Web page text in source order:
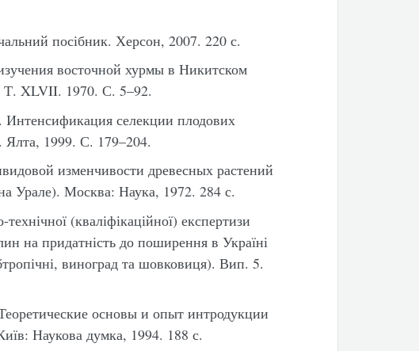
посібник. Херсон, 2007. 220 с.
восточной хурмы в Никитском
Т. XLVII. 1970. С. 5–92.
селекции плодових
Ялта, 1999. С. 179–204.
изменчивости древесных растений
Урале). Москва: Наука, 1972. 284 с.
(кваліфікаційної) експертизи
на придатність до поширення в Україні
виноград та шовковиця). Вип. 5.
основы и опыт интродукции
Наукова думка, 1994. 188 с.